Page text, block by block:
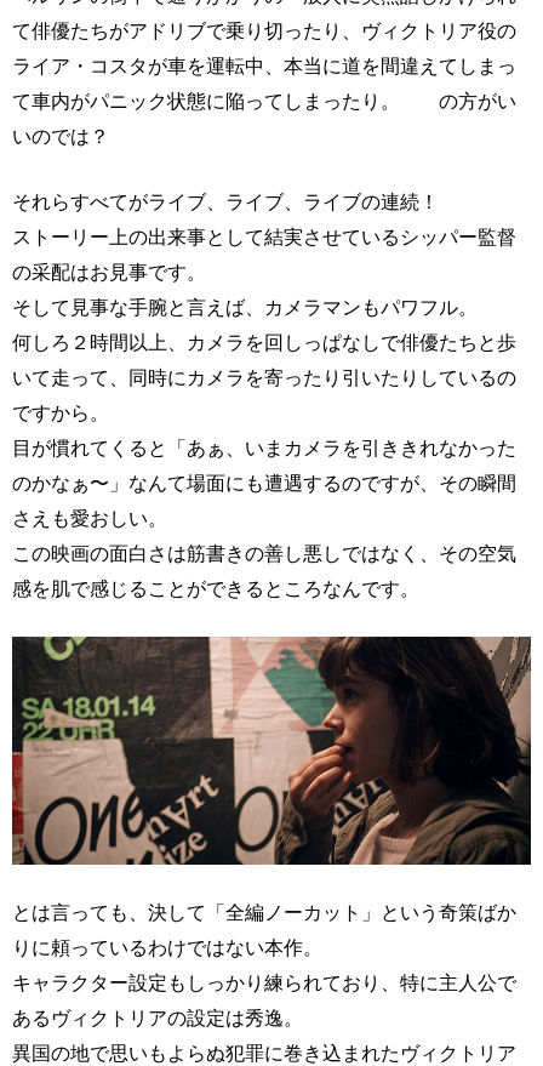
て俳優たちがアドリブで乗り切ったり、ヴィクトリア役の
ライア・コスタが車を運転中、本当に道を間違えてしまっ
て車内がパニック状態に陥ってしまったり。 の方がい
いのでは？
それらすべてがライブ、ライブ、ライブの連続！
ストーリー上の出来事として結実させているシッパー監督
の采配はお見事です。
そして見事な手腕と言えば、カメラマンもパワフル。
何しろ２時間以上、カメラを回しっぱなしで俳優たちと歩
いて走って、同時にカメラを寄ったり引いたりしているの
ですから。
目が慣れてくると「あぁ、いまカメラを引ききれなかった
のかなぁ〜」なんて場面にも遭遇するのですが、その瞬間
さえも愛おしい。
この映画の面白さは筋書きの善し悪しではなく、その空気
感を肌で感じることができるところなんです。
とは言っても、決して「全編ノーカット」という奇策ばか
りに頼っているわけではない本作。
キャラクター設定もしっかり練られており、特に主人公で
あるヴィクトリアの設定は秀逸。
異国の地で思いもよらぬ犯罪に巻き込まれたヴィクトリア